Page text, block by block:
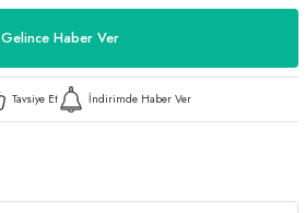
Gelince Haber Ver
Tavsiye Et İndirimde Haber Ver